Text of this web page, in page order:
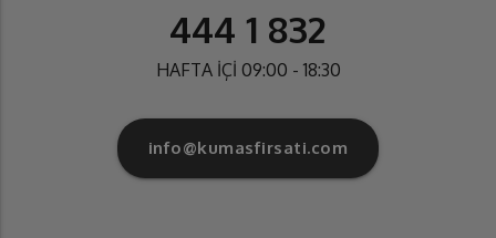
444 1 832
HAFTA İÇİ 09:00 - 18:30
info@kumasfirsati.com